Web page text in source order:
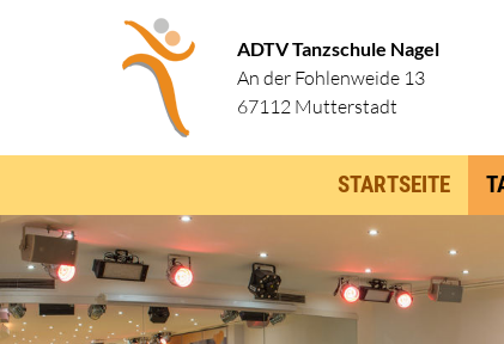
ADTV Tanzschule Nagel
An der Fohlenweide 13
67112 Mutterstadt
STARTSEITE